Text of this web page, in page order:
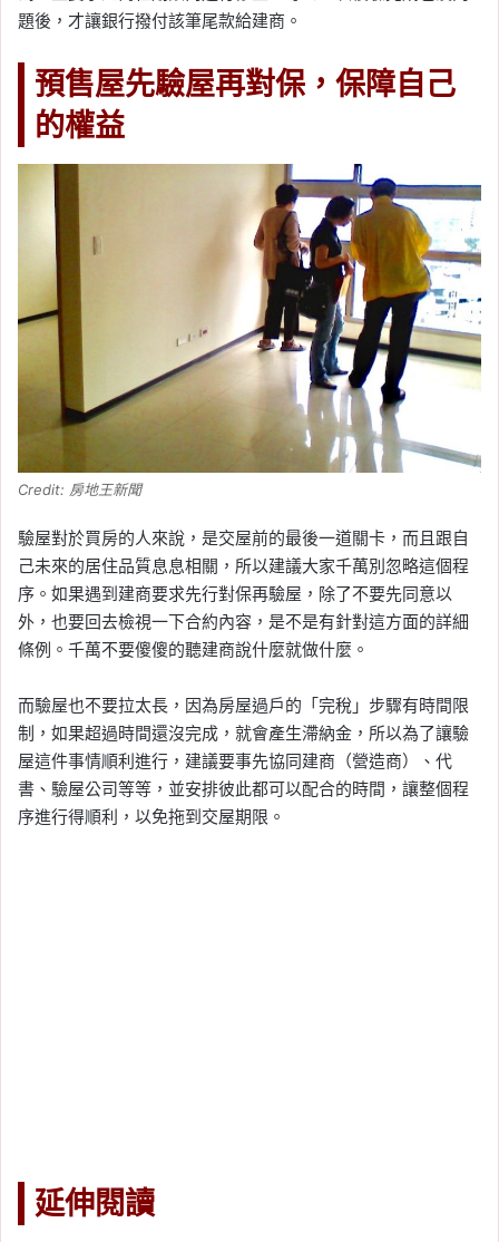
題後，才讓銀行撥付該筆尾款給建商。
預售屋先驗屋再對保，保障自己
的權益
Credit: 房地王新聞
驗屋對於買房的人來說，是交屋前的最後一道關卡，而且跟自
己未來的居住品質息息相關，所以建議大家千萬別忽略這個程
序。如果遇到建商要求先行對保再驗屋，除了不要先同意以
外，也要回去檢視一下合約內容，是不是有針對這方面的詳細
條例。千萬不要傻傻的聽建商說什麼就做什麼。
而驗屋也不要拉太長，因為房屋過戶的「完稅」步驟有時間限
制，如果超過時間還沒完成，就會產生滯納金，所以為了讓驗
屋這件事情順利進行，建議要事先協同建商（營造商）、代
書、驗屋公司等等，並安排彼此都可以配合的時間，讓整個程
序進行得順利，以免拖到交屋期限。
延伸閱讀